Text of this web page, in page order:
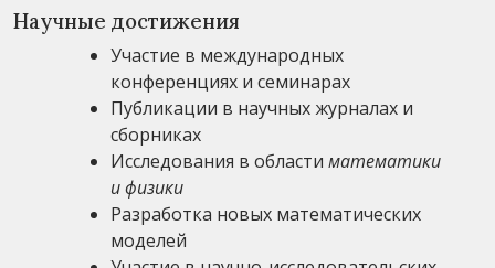
Научные достижения
Участие в международных
конференциях и семинарах
Публикации в научных журналах и
сборниках
Исследования в области математики
и физики
Разработка новых математических
моделей